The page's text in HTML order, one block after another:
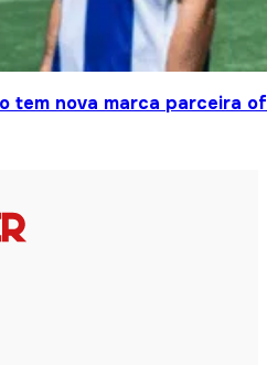
tem nova marca parceira